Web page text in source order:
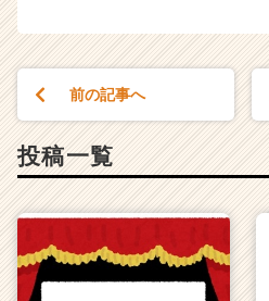
e
前の記事へ
投稿一覧